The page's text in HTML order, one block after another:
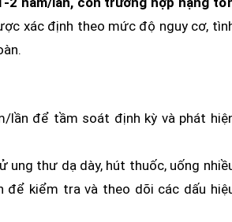
xác định theo mức độ nguy cơ,
lần để tầm soát định kỳ và phát
ung thư dạ dày, hút thuốc, uống
để kiểm tra và theo dõi các dấu